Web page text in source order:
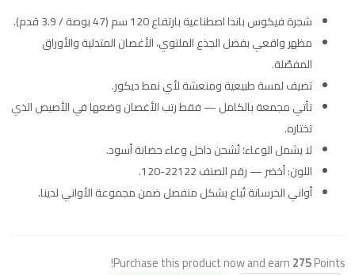
شجرة فيكوس باندا اصطناعية بارتفاع 120 سم (47 بوصة / 3.9 قدم).
مظهر واقعي بفضل الجذع الملتوي، الأغصان المتدلية والأوراق
المفصّلة.
تضيف لمسة طبيعية ومنعشة لأي نمط ديكور.
تأتي مجمعة بالكامل — فقط رتب الأغصان وضعها في الأصيص الذي
تختاره.
لا يشمل الوعاء؛ تُشحن داخل وعاء حضانة أسود.
اللون: أخضر — رقم الصنف 22122-120.
أواني الخرسانة تُباع بشكل منفصل ضمن مجموعة الأواني لدينا.
Purchase this product now and earn275Points!